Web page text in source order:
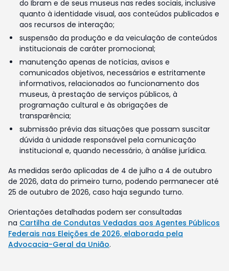
do Ibram e de seus museus nas redes sociais, inclusive
quanto à identidade visual, aos conteúdos publicados e
aos recursos de interação;
suspensão da produção e da veiculação de conteúdos
institucionais de caráter promocional;
manutenção apenas de notícias, avisos e
comunicados objetivos, necessários e estritamente
informativos, relacionados ao funcionamento dos
museus, à prestação de serviços públicos, à
programação cultural e às obrigações de
transparência;
submissão prévia das situações que possam suscitar
dúvida à unidade responsável pela comunicação
institucional e, quando necessário, à análise jurídica.
As medidas serão aplicadas de 4 de julho a 4 de outubro
de 2026, data do primeiro turno, podendo permanecer até
25 de outubro de 2026, caso haja segundo turno.
Orientações detalhadas podem ser consultadas
na Cartilha de Condutas Vedadas aos Agentes Públicos
Federais nas Eleições de 2026, elaborada pela
Advocacia-Geral da União.